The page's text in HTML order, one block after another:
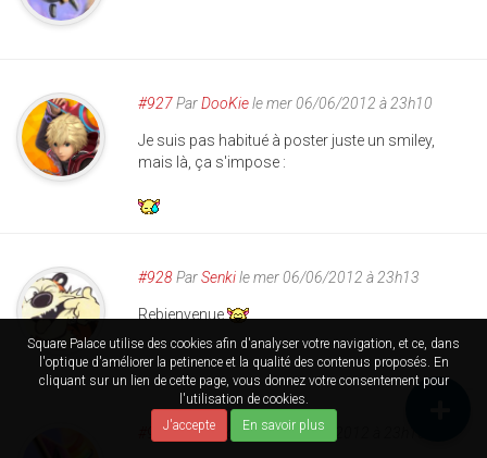
Square Palace utilise des cookies afin d'analyser votre navigation, et ce, dans
l'optique d'améliorer la petinence et la qualité des contenus proposés. En
cliquant sur un lien de cette page, vous donnez votre consentement pour
l'utilisation de cookies.
J'accepte
En savoir plus
#927ParDooKiele mer 06/06/2012 à 23h10
Je suis pas habitué à poster juste un smiley,
mais là, ça s'impose :
#928ParSenkile mer 06/06/2012 à 23h13
Rebienvenue
#929 ParKaede le mer 06/06/2012 à 23h16